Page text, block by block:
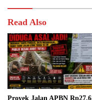
Read Also
Proyek Jalan APBN Rp27,6